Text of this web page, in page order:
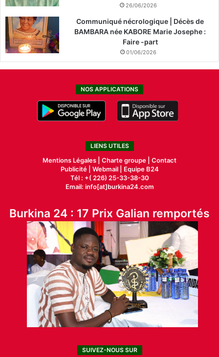
26/06/2026
Communiqué nécrologique | Décès de
BAMBARA née KABORE Marie Josephe :
Faire -part
01/06/2026
NOS APPLICATIONS
LIENS UTILES
Mentions Légales | Charte groupe | Contact
Publicité| Webmail |
Equipe B24
Tél : +( 226) 25-33-38-30
Email: info[at]burkina24.com
Burkina 24 : 17 Prix Galian remportés
SUIVEZ-NOUS SUR